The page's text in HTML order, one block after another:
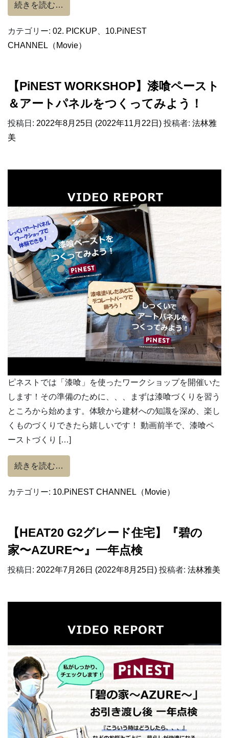
続きを読む…
カテゴリー: 02. PICKUP
10.PiNEST
CHANNEL（Movie）
【PiNEST WORKSHOP】漆喰ペースト
＆アートパネルをつくってみよう！
投稿日: 2022年8月25日 (2022年11月22日) 投稿者: 法林雅
美
ピネストでは「漆喰」を使ったワークショップを開催いた
します！その準備のために、、、まずは漆喰づくりを習う
ところから始めます。体験から建材への知識を深め、楽し
くものづくりできたら嬉しいです！ 動画前半で、漆喰ペ
ーストづくり […]
続きを読む…
カテゴリー: 10.PiNEST CHANNEL（Movie）
【HEAT20 G2グレード住宅】『碧の
家〜AZURE〜』一年点検
投稿日: 2022年7月26日 (2022年8月25日) 投稿者: 法林雅美